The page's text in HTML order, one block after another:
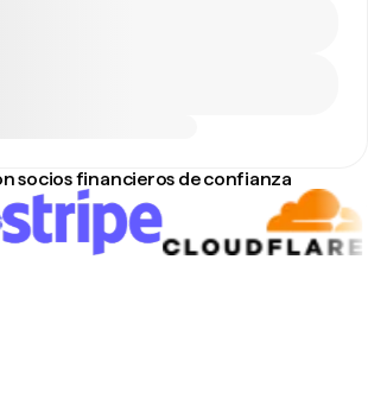
socios financieros de confianza